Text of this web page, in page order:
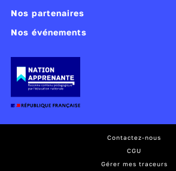
Nos partenaires
Nos événements
Contactez-nous
CGU
Gérer mes traceurs